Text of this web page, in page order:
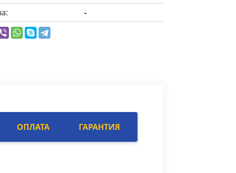
-
ОПЛАТА ГАРАНТИЯ